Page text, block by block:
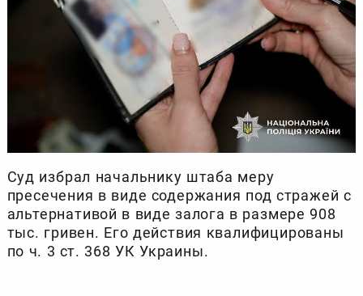
Суд избрал начальнику штаба меру
пресечения в виде содержания под стражей с
альтернативой в виде залога в размере 908
тыс. гривен. Его действия квалифицированы
по ч. 3 ст. 368 УК Украины.